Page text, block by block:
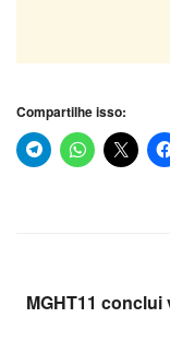
Compartilhe isso:
MGHT11